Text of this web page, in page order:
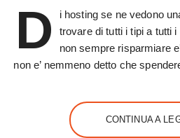
D
i hosting se ne vedono
trovare di tutti i tipi a tutti
non sempre risparmiare
non e’ nemmeno detto che
CONTINUA A